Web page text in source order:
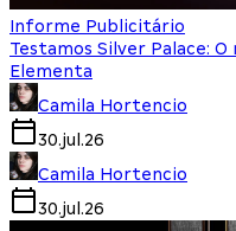
Informe Publicitário
Testamos Silver Palace:
Elementa
Camila Hortencio
30.jul.26
Camila Hortencio
30.jul.26